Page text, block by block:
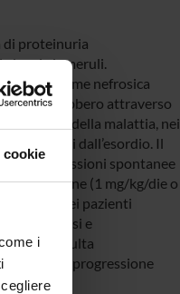
i
di proteinuria
alcuni glomeruli.
- sindrome nefrosica
potrebbero attraverso
Il decorso della malattia, nei
5 anni dall’esordio. Il
Remissioni spontanee
Prednisone (1 mg/kg/die o
mesi. Nei pazienti
e
risulta
predire la progressione